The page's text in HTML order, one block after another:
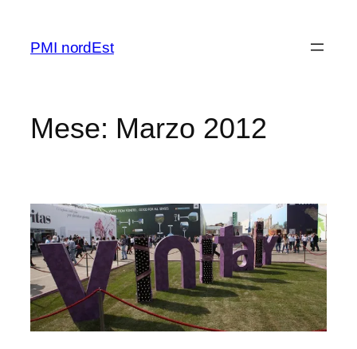
contenuto
PMI nordEst
Mese: Marzo 2012